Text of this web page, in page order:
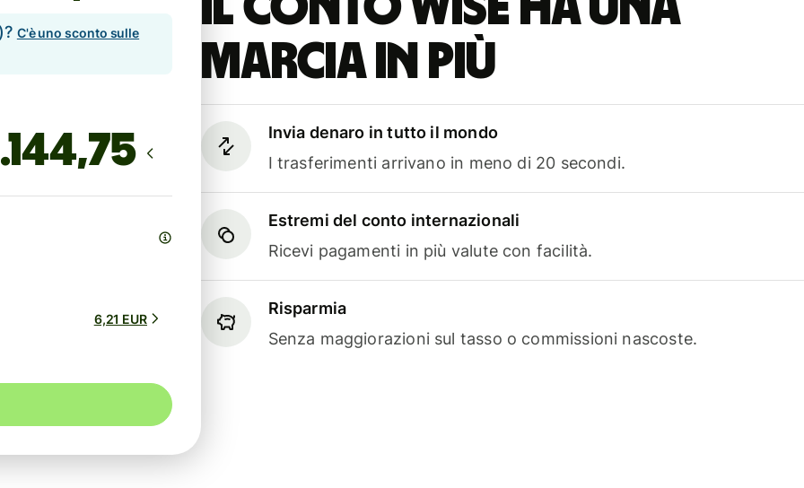
marcia in più
Invia denaro in tutto il mondo
I trasferimenti arrivano in meno di 20 secondi.
Estremi del conto internazionali
Ricevi pagamenti in più valute con facilità.
Risparmia
Senza maggiorazioni sul tasso o commissioni nascoste.
C'è uno sconto sulle
6,21 EUR